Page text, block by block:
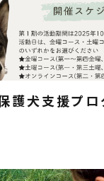
護犬支援プロ